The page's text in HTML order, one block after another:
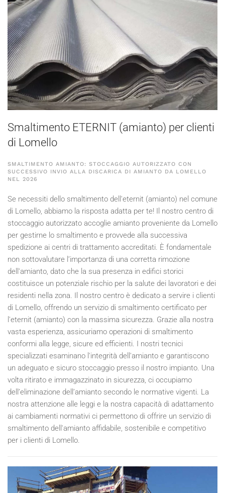
Smaltimento ETERNIT (amianto) per clienti
di Lomello
SMALTIMENTO AMIANTO: STOCCAGGIO AUTORIZZATO CON
SUCCESSIVO INVIO ALLA DISCARICA DI AMIANTO DA LOMELLO
NEL 2026
Se necessiti dello smaltimento dell'eternit (amianto) nel comune
di Lomello, abbiamo la risposta adatta per te! Il nostro centro di
stoccaggio autorizzato accoglie amianto proveniente da Lomello
per gestirne lo smaltimento e provvede alla successiva
spedizione ai centri di trattamento accreditati. È fondamentale
non sottovalutare l’importanza di una corretta rimozione
dell'amianto, dato che la sua presenza in edifici storici
costituisce un potenziale rischio per la salute dei lavoratori e dei
residenti nella zona. Il nostro centro è dedicato a servire i clienti
di Lomello, offrendo un servizio di smaltimento certificato per
l'eternit (amianto) con la massima sicurezza. Grazie alla nostra
vasta esperienza, assicuriamo operazioni di smaltimento
conformi alla legge, sicure ed efficienti. I nostri tecnici
specializzati esaminano l'integrità dell'amianto e garantiscono
un adeguato e sicuro stoccaggio presso il nostro impianto. Una
volta ritirato e immagazzinato in sicurezza, ci occupiamo
dell’eliminazione dell’amianto secondo le normative vigenti. La
nostra attenzione alle leggi e la nostra capacità di adattamento
ai cambiamenti normativi ci permettono di offrire un servizio di
smaltimento dell'amianto affidabile, sostenibile e competitivo
per i clienti di Lomello.